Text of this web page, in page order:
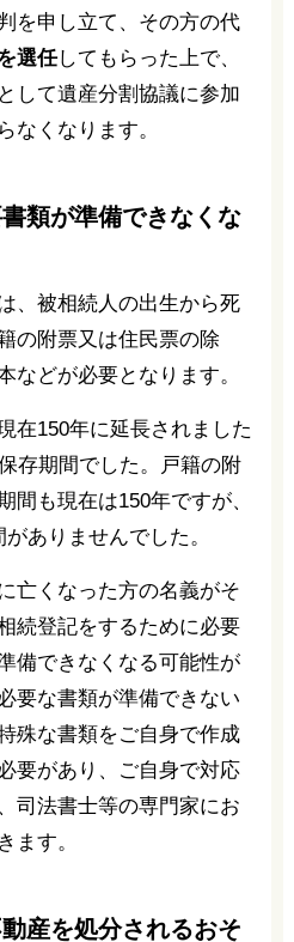
を申し立て、その方の代
選任してもらった上で、
して遺産分割協議に参加
なくなります。
類が準備できなくな
、被相続人の出生から死
の附票又は住民票の除
などが必要となります。
在150年に延長されました
存期間でした。戸籍の附
間も現在は150年ですが、
ありませんでした。
亡くなった方の名義がそ
続登記をするために必要
備できなくなる可能性が
要な書類が準備できない
殊な書類をご自身で作成
要があり、ご自身で対応
司法書士等の専門家にお
ます。
産を処分されるおそ